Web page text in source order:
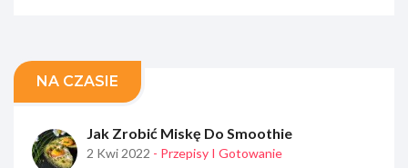
NA CZASIE
Jak Zrobić Miskę Do Smoothie
2 Kwi 2022 - Przepisy I Gotowanie